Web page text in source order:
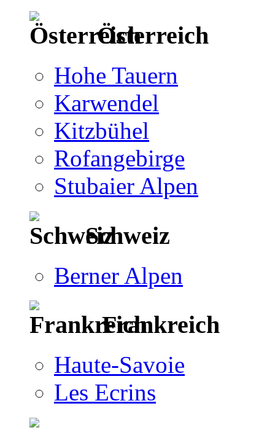
Österreich
Hohe Tauern
Karwendel
Kitzbühel
Rofangebirge
Stubaier Alpen
Schweiz
Berner Alpen
Frankreich
Haute-Savoie
Les Ecrins